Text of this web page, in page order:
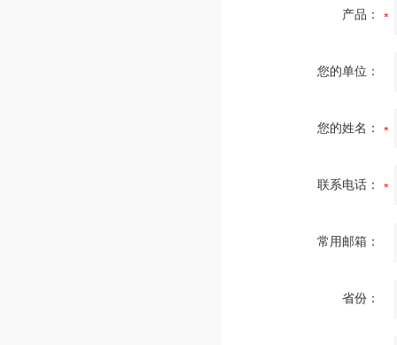
产品：
您的单位：
您的姓名：
联系电话：
常用邮箱：
省份：